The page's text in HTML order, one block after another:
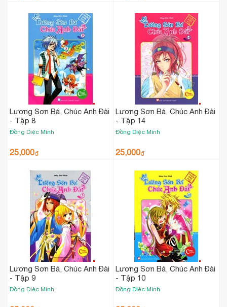
Lương Sơn Bá, Chúc Anh Đài
- Tập 8
Đồng Diệc Minh
25,000₫
Lương Sơn Bá, Chúc Anh Đài
- Tập 14
Đồng Diệc Minh
25,000₫
Lương Sơn Bá, Chúc Anh Đài
- Tập 9
Đồng Diệc Minh
Lương Sơn Bá, Chúc Anh Đài
- Tập 10
Đồng Diệc Minh